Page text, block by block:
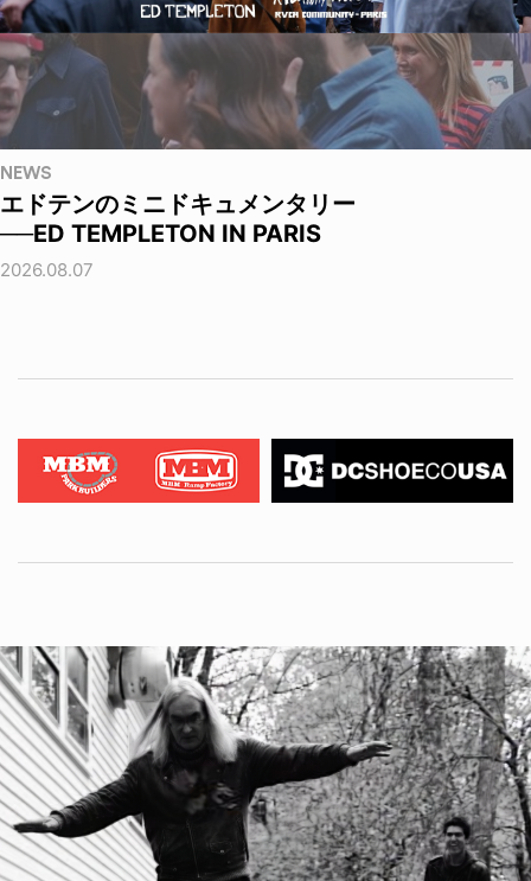
NEWS
エドテンのミニドキュメンタリー
──ED TEMPLETON IN PARIS
2026.08.07